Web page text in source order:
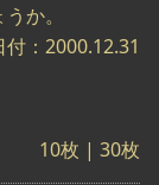
か。
付：2000.12.31
10枚 | 30枚